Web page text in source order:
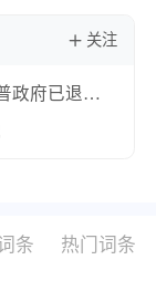
关注
政府已退税
条 热门词条